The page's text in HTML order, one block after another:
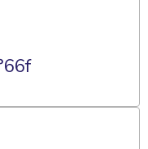
SALMON n°66f